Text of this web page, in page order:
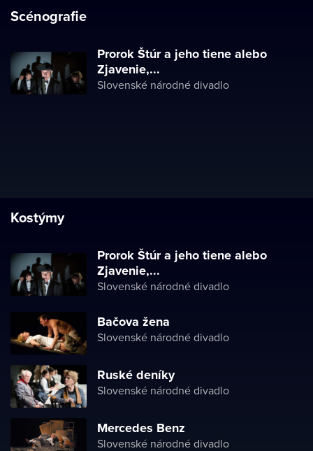
Scénografie
Prorok Štúr a jeho tiene alebo
Zjavenie,...
Slovenské národné divadlo
Kostýmy
Prorok Štúr a jeho tiene alebo
Zjavenie,...
Slovenské národné divadlo
Bačova žena
Slovenské národné divadlo
Ruské deníky
Slovenské národné divadlo
Mercedes Benz
Slovenské národné divadlo